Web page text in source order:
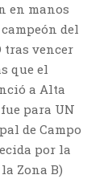
en manos
del
tras vencer
que el
a Alta
para UN
de Campo
por la
Zona B)